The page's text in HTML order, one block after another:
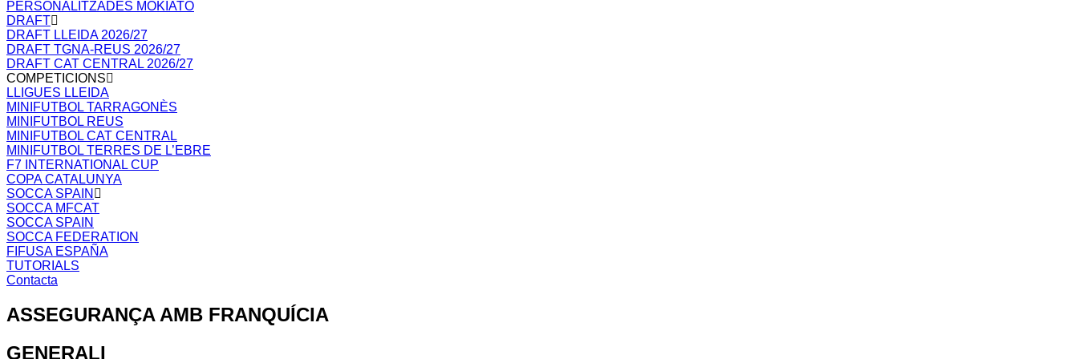
PERSONALITZADES MOKIATO
DRAFT
DRAFT LLEIDA 2026/27
DRAFT TGNA-REUS 2026/27
DRAFT CAT CENTRAL 2026/27
COMPETICIONS
LLIGUES LLEIDA
MINIFUTBOL TARRAGONÈS
MINIFUTBOL REUS
MINIFUTBOL CAT CENTRAL
MINIFUTBOL TERRES DE L’EBRE
F7 INTERNATIONAL CUP
COPA CATALUNYA
SOCCA SPAIN
SOCCA MFCAT
SOCCA SPAIN
SOCCA FEDERATION
FIFUSA ESPAÑA
TUTORIALS
Contacta
ASSEGURANÇA AMB FRANQUÍCIA
GENERALI